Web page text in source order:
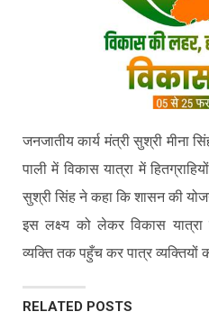
जनजातीय कार्य मंत्री सुश्री मीना
पाली में विकास यात्रा में
सुश्री सिंह ने कहा कि शासन की
इस लक्ष्य को लेकर विकास यात्रा
व्यक्ति तक पहुँच कर पात्र व्यक्तियों
RELATED POSTS